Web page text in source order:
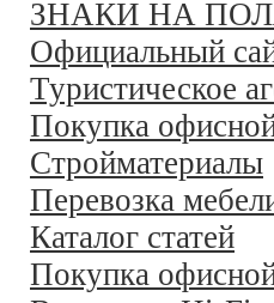
ЗНАКИ НА
Официальный
Туристическое
Покупка
Стройматериалы
Перевозка
Каталог статей
Покупка